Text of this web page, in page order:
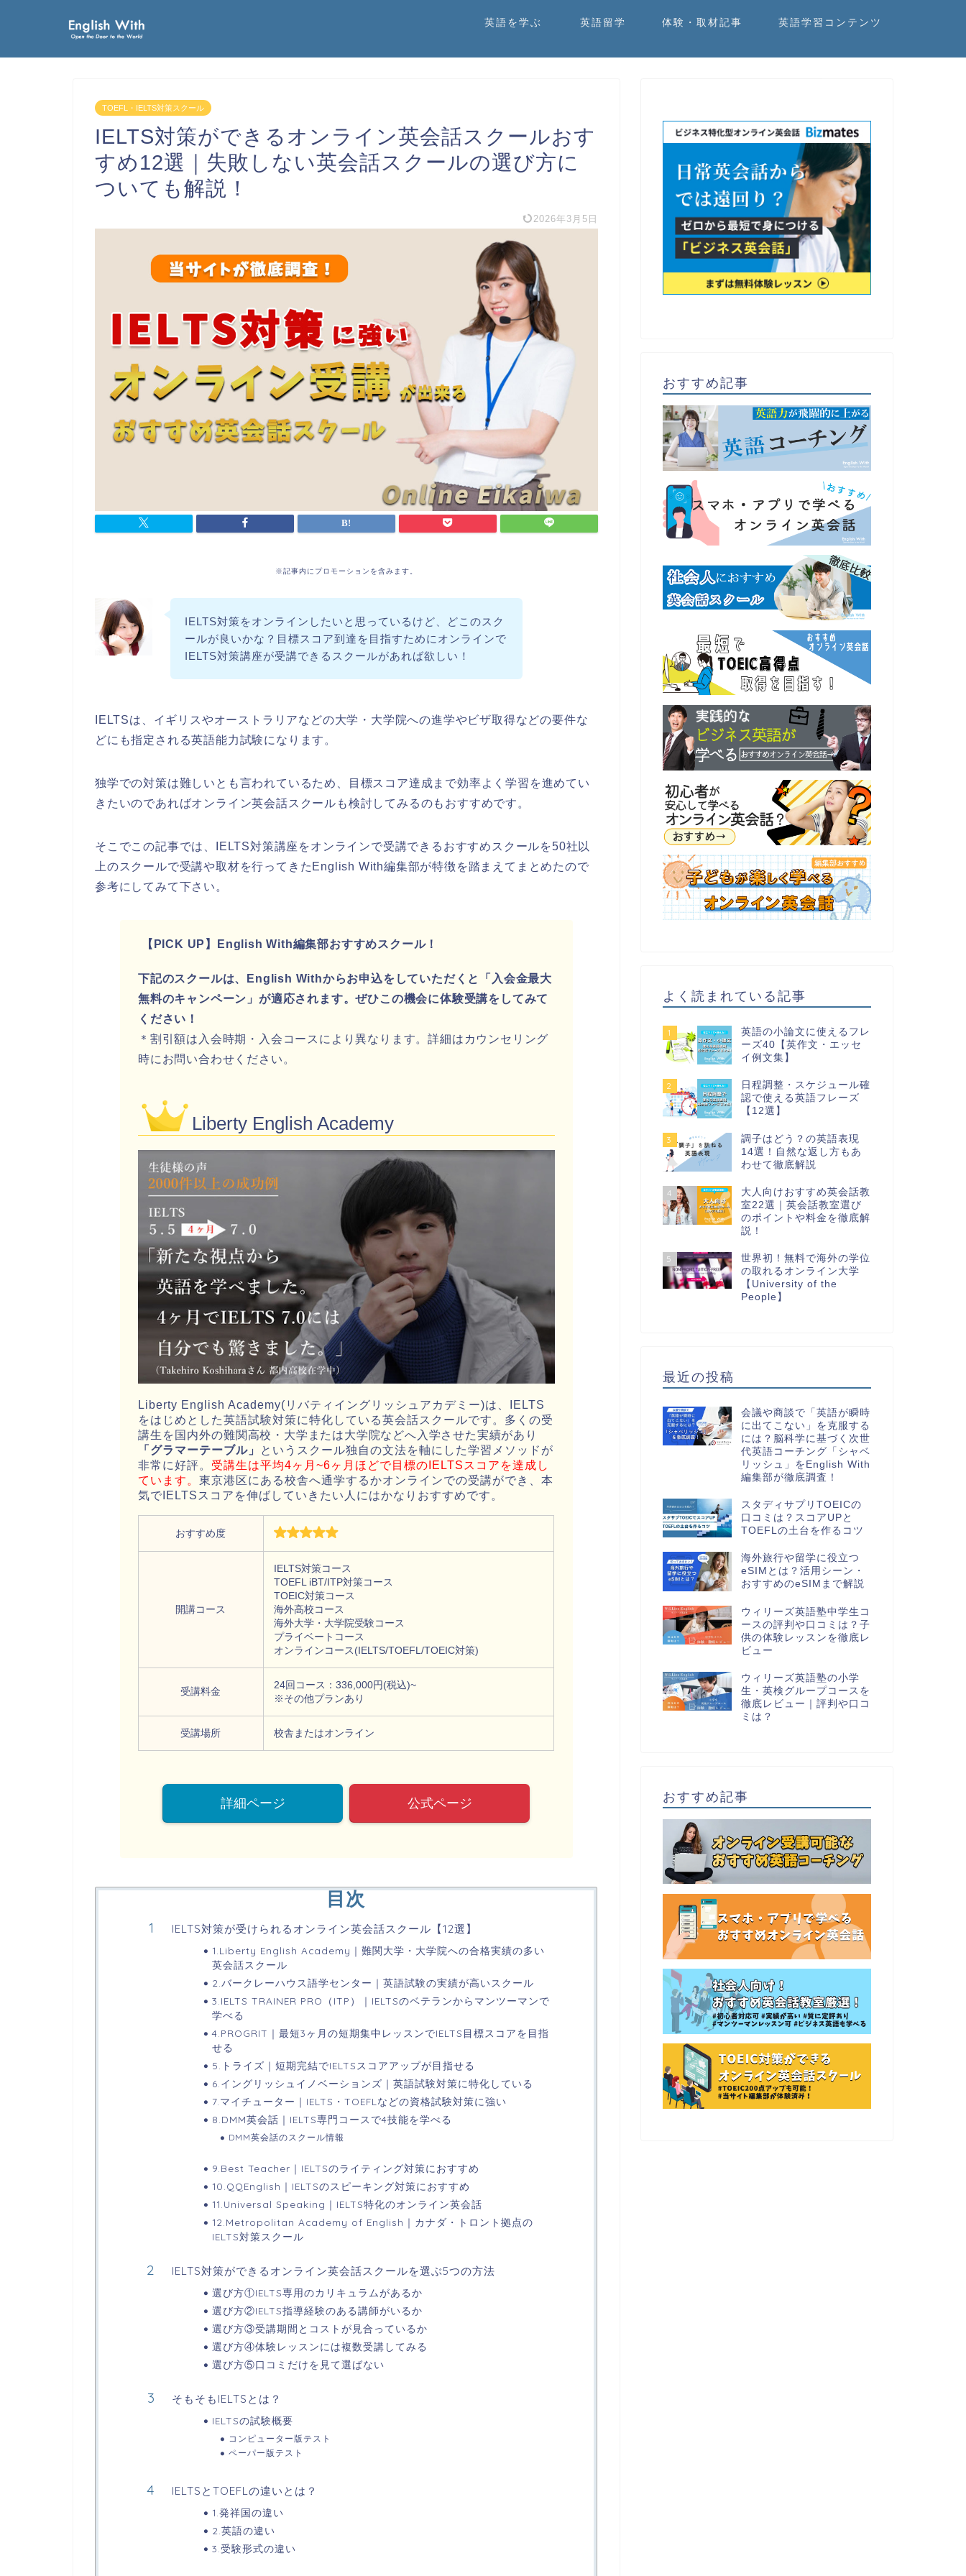
英語を学ぶ 英語留学 体験・取材記事 英語学習コンテンツ
TOEFL・IELTS対策スクール
IELTS対策ができるオンライン英会話スクールおす
すめ12選｜失敗しない英会話スクールの選び方に
ついても解説！
2026年3月5日
※記事内にプロモーションを含みます。
IELTS対策をオンラインしたいと思っているけど、どこのスク
ールが良いかな？目標スコア到達を目指すためにオンラインで
IELTS対策講座が受講できるスクールがあれば欲しい！
IELTSは、イギリスやオーストラリアなどの大学・大学院への進学やビザ取得などの要件な
どにも指定される英語能力試験になります。
独学での対策は難しいとも言われているため、目標スコア達成まで効率よく学習を進めてい
きたいのであればオンライン英会話スクールも検討してみるのもおすすめです。
そこでこの記事では、IELTS対策講座をオンラインで受講できるおすすめスクールを50社以
上のスクールで受講や取材を行ってきたEnglish With編集部が特徴を踏まえてまとめたので
参考にしてみて下さい。
【PICK UP】English With編集部おすすめスクール！
下記のスクールは、English Withからお申込をしていただくと「入会金最大
無料のキャンペーン」が適応されます。ぜひこの機会に体験受講をしてみて
ください！
＊割引額は入会時期・入会コースにより異なります。詳細はカウンセリング
時にお問い合わせください。
Liberty English Academy
Liberty English Academy(リバティイングリッシュアカデミー)は、IELTS
をはじめとした英語試験対策に特化している英会話スクールです。多くの受
講生を国内外の難関高校・大学または大学院などへ入学させた実績があり
「グラマーテーブル」
というスクール独自の文法を軸にした学習メソッドが
非常に好評。 受講生は平均4ヶ月~6ヶ月ほどで目標のIELTSスコアを達成し
ています。 東京港区にある校舎へ通学するかオンラインでの受講ができ、本
気でIELTSスコアを伸ばしていきたい人にはかなりおすすめです。
おすすめ度
開講コース
IELTS対策コース
TOEFL iBT/ITP対策コース
TOEIC対策コース
海外高校コース
海外大学・大学院受験コース
プライベートコース
オンラインコース(IELTS/TOEFL/TOEIC対策)
受講料金
24回コース：336,000円(税込)~
※その他プランあり
受講場所 校舎またはオンライン
詳細ページ 公式ページ
目次
IELTS対策が受けられるオンライン英会話スクール【12選】
1.Liberty English Academy｜難関大学・大学院への合格実績の多い
英会話スクール
2.バークレーハウス語学センター｜英語試験の実績が高いスクール
3.IELTS TRAINER PRO（ITP）｜IELTSのベテランからマンツーマンで
学べる
4.PROGRIT｜最短3ヶ月の短期集中レッスンでIELTS目標スコアを目指
せる
5.トライズ｜短期完結でIELTSスコアアップが目指せる
6.イングリッシュイノベーションズ｜英語試験対策に特化している
7.マイチューター｜IELTS・TOEFLなどの資格試験対策に強い
8.DMM英会話｜IELTS専門コースで4技能を学べる
DMM英会話のスクール情報
9.Best Teacher｜IELTSのライティング対策におすすめ
10.QQEnglish｜IELTSのスピーキング対策におすすめ
11.Universal Speaking｜IELTS特化のオンライン英会話
12.Metropolitan Academy of English｜カナダ・トロント拠点の
IELTS対策スクール
IELTS対策ができるオンライン英会話スクールを選ぶ5つの方法
選び方①IELTS専用のカリキュラムがあるか
選び方②IELTS指導経験のある講師がいるか
選び方③受講期間とコストが見合っているか
選び方④体験レッスンには複数受講してみる
選び方⑤口コミだけを見て選ばない
そもそもIELTSとは？
IELTSの試験概要
コンピューター版テスト
ペーパー版テスト
IELTSとTOEFLの違いとは？
1.発祥国の違い
2.英語の違い
3.受験形式の違い
おすすめ記事
よく読まれている記事
1
英語の小論文に使えるフレ
ーズ40【英作文・エッセ
イ例文集】
2
日程調整・スケジュール確
認で使える英語フレーズ
【12選】
3
調子はどう？の英語表現
14選！自然な返し方もあ
わせて徹底解説
4
大人向けおすすめ英会話教
室22選｜英会話教室選び
のポイントや料金を徹底解
説！
5
世界初！無料で海外の学位
の取れるオンライン大学
【University of the
People】
最近の投稿
会議や商談で「英語が瞬時
に出てこない」を克服する
には？脳科学に基づく次世
代英語コーチング「シャベ
リッシュ」をEnglish With
編集部が徹底調査！
スタディサプリTOEICの
口コミは？スコアUPと
TOEFLの土台を作るコツ
海外旅行や留学に役立つ
eSIMとは？活用シーン・
おすすめのeSIMまで解説
ウィリーズ英語塾中学生コ
ースの評判や口コミは？子
供の体験レッスンを徹底レ
ビュー
ウィリーズ英語塾の小学
生・英検グループコースを
徹底レビュー｜評判や口コ
ミは？
おすすめ記事